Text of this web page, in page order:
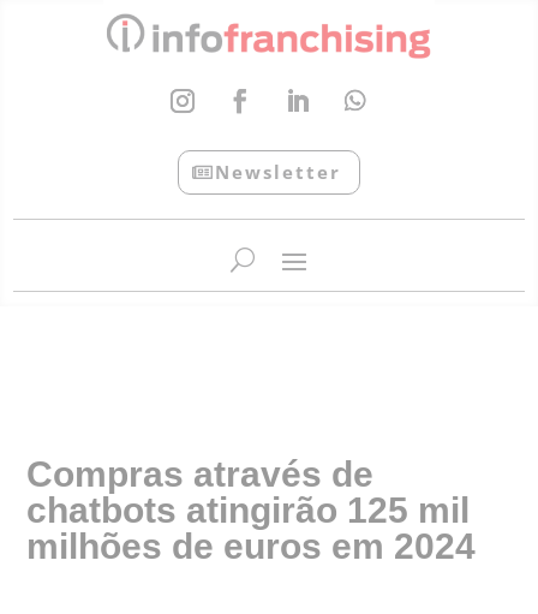
Newsletter
Compras através de
chatbots atingirão 125 mil
milhões de euros em 2024